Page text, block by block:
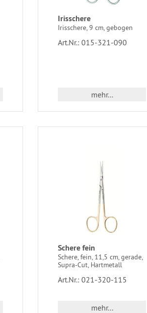
Irisschere
Irisschere, 9 cm, gebogen
Art.Nr.: 015-321-090
mehr...
Schere fein
Schere, fein, 11,5 cm, gerade,
Supra-Cut, Hartmetall
Art.Nr.: 021-320-115
mehr...